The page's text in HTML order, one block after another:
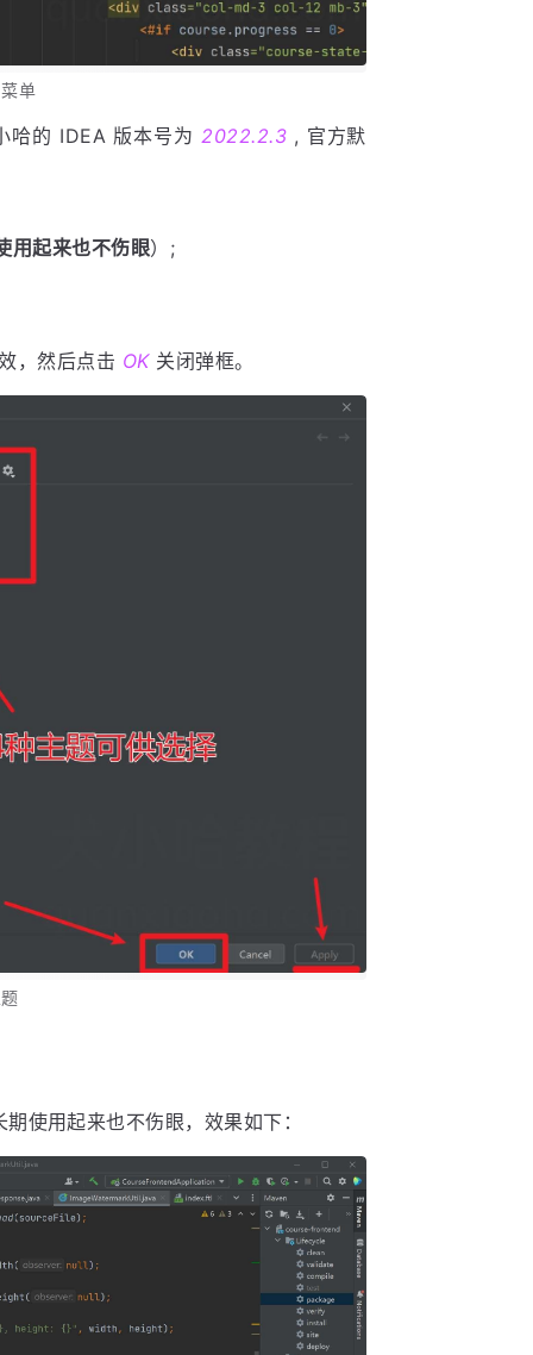
单
哈的 IDEA 版本号为2022.2.3 , 官方默
用起来也不伤眼）;
，然后点击 OK关闭弹框。
使用起来也不伤眼，效果如下：